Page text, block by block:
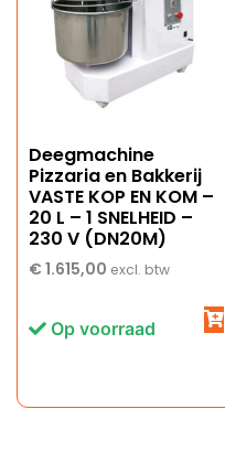
Deegmachine
Pizzaria en Bakkerij
VASTE KOP EN KOM –
20 L – 1 SNELHEID –
230 V (DN20M)
€1.615,00 excl. btw
Op voorraad